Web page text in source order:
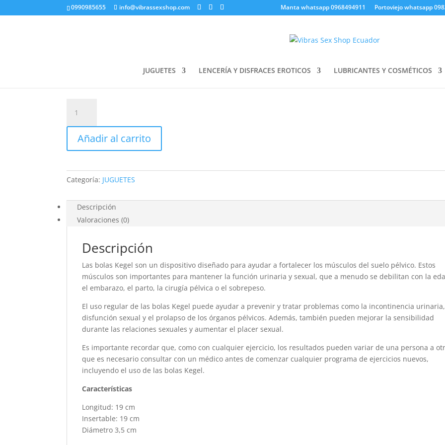
0990985655 info@vibrassexshop.com Manta whatsapp 0968494911 Portoviejo whatsapp
JUGUETES LENCERÍA Y DISFRACES EROTICOS LUBRICANTES Y COSMÉTICOS
BALLS
SET
cantidad
Añadir al carrito
Categoría: JUGUETES
Descripción
Valoraciones (0)
Descripción
Las bolas Kegel son un dispositivo diseñado para ayudar a fortalecer los músculos del suelo pélvico. Estos
músculos son importantes para mantener la función urinaria y sexual, que a menudo se debilitan con la
el embarazo, el parto, la cirugía pélvica o el sobrepeso.
El uso regular de las bolas Kegel puede ayudar a prevenir y tratar problemas como la incontinencia
disfunción sexual y el prolapso de los órganos pélvicos. Además, también pueden mejorar la sensibilidad
durante las relaciones sexuales y aumentar el placer sexual.
Es importante recordar que, como con cualquier ejercicio, los resultados pueden variar de una persona a
que es necesario consultar con un médico antes de comenzar cualquier programa de ejercicios nuevos,
incluyendo el uso de las bolas Kegel.
Características
Longitud: 19 cm
Insertable: 19 cm
Diámetro 3,5 cm